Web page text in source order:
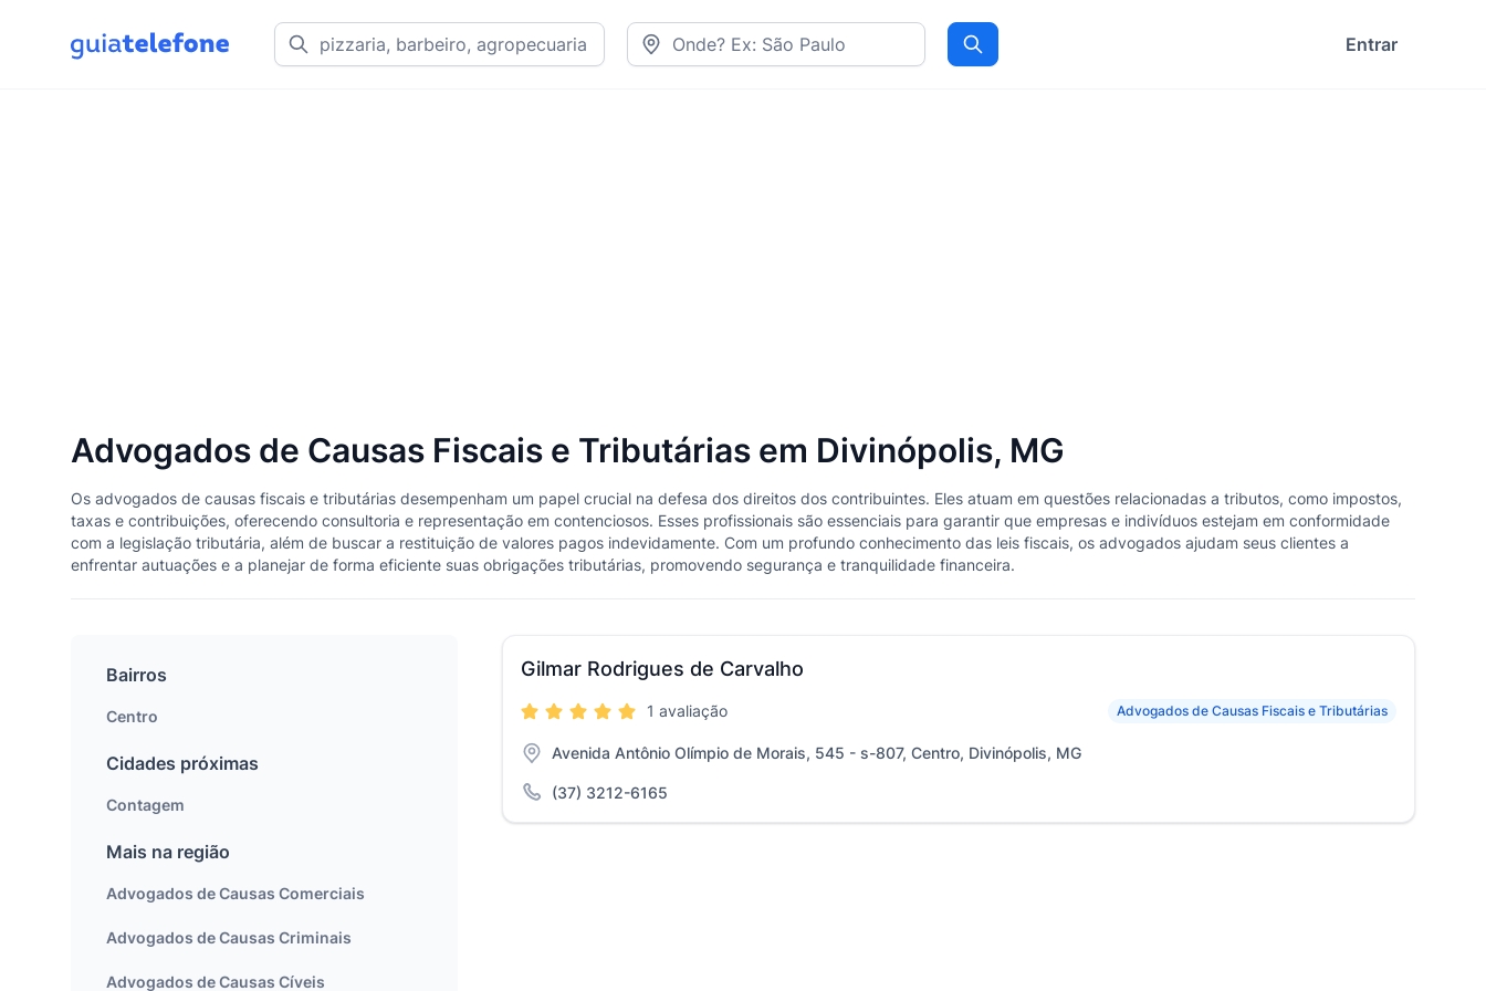
Procurar Entrar
Advogados de Causas Fiscais e Tributárias em Divinópolis, MG
Os advogados de causas fiscais e tributárias desempenham um papel crucial na defesa dos direitos dos contribuintes. Eles atuam em questões relacionadas a tributos, como impostos,
taxas e contribuições, oferecendo consultoria e representação em contenciosos. Esses profissionais são essenciais para garantir que empresas e indivíduos estejam em conformidade
com a legislação tributária, além de buscar a restituição de valores pagos indevidamente. Com um profundo conhecimento das leis fiscais, os advogados ajudam seus clientes a
enfrentar autuações e a planejar de forma eficiente suas obrigações tributárias, promovendo segurança e tranquilidade financeira.
Gilmar Rodrigues de Carvalho
Advogados de Causas Fiscais e Tributárias
1 avaliação
Avenida Antônio Olímpio de Morais, 545 - s-807, Centro, Divinópolis, MG
(37) 3212-6165
Bairros
Centro
Cidades próximas
Contagem
Mais na região
Advogados de Causas Comerciais
Advogados de Causas Criminais
Advogados de Causas Cíveis